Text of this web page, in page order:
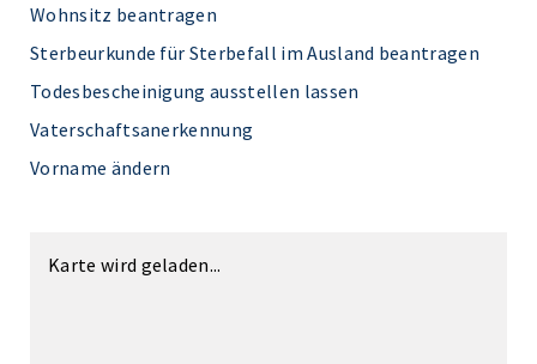
Wohnsitz beantragen
Sterbeurkunde für Sterbefall im Ausland beantragen
Todesbescheinigung ausstellen lassen
Vaterschaftsanerkennung
Vorname ändern
Karte wird geladen...